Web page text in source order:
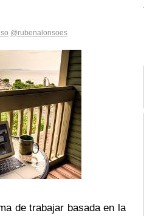
@rubenalonsoes
de trabajar basada en la